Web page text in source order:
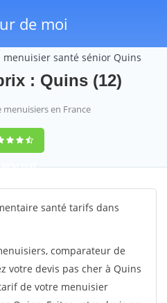
de moi
menuisier santé sénior Quins
: Quins (12)
en France
1242
votes
santé tarifs dans
comparateur de
votre devis pas cher à Quins
de votre menuisier